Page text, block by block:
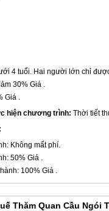
4 tuổi. Hai người lớn chỉ
30% Giá .
Giá .
hiện chương trình:Thời tiết
Không mất phí.
50% Giá .
100% Giá .
Thăm Quan Cầu Ngói